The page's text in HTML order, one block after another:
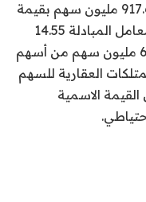
917.6 مليون جنيه موزعة على عدد 917.6 مليون سهم بقيمة
اسمية قدرها 1 جنيه للسهم وفقا لمعامل المبادلة 14.55
جنيه ومقابل الاستحواذ على عدد 675 مليون سهم من أسهم
العقارية للسهم
الاسمية